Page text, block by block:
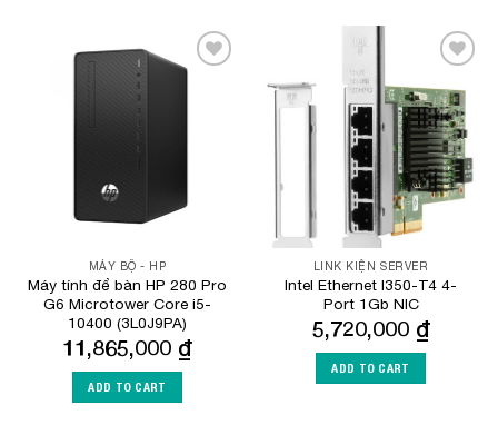
MÁY BỘ - HP
Máy tính để bàn HP 280 Pro
G6 Microtower Core i5-
10400 (3L0J9PA)
11,865,000 ₫
ADD TO CART
Wishlist
LINK KIỆN SERVER
Intel Ethernet I350-T4 4-
Port 1Gb NIC
5,720,000 ₫
ADD TO CART